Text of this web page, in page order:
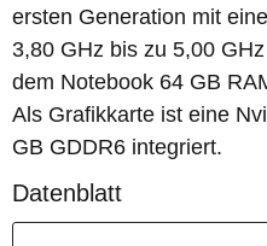
ersten Generation mit
3,80 GHz bis zu 5,00
dem Notebook 64 GB
Als Grafikkarte ist eine
GB GDDR6 integriert.
Datenblatt